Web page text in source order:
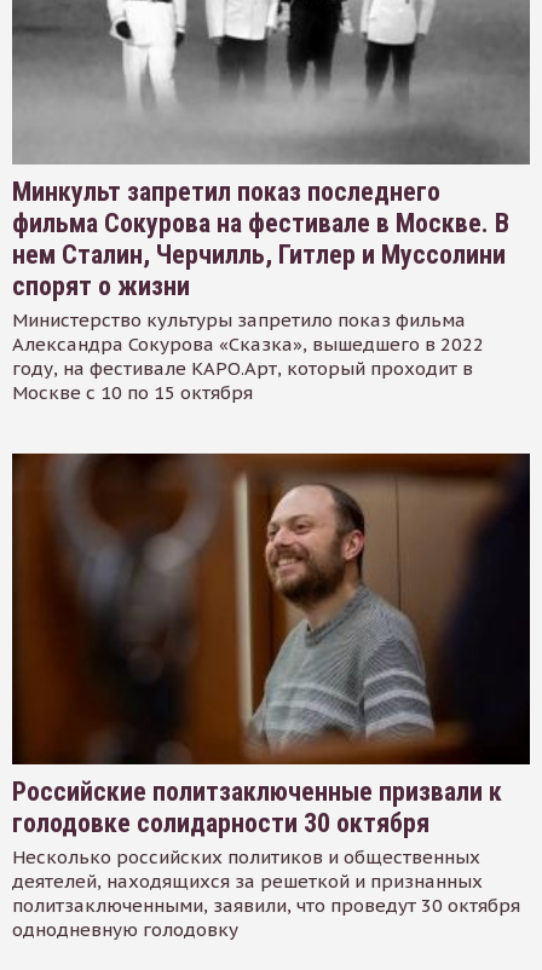
Минкульт запретил показ последнего
фильма Сокурова на фестивале в Москве. В
нем Сталин, Черчилль, Гитлер и Муссолини
спорят о жизни
Министерство культуры запретило показ фильма
Александра Сокурова «Сказка», вышедшего в 2022
году, на фестивале КАРО.Арт, который проходит в
Москве с 10 по 15 октября
Российские политзаключенные призвали к
голодовке солидарности 30 октября
Несколько российских политиков и общественных
деятелей, находящихся за решеткой и признанных
политзаключенными, заявили, что проведут 30 октября
однодневную голодовку